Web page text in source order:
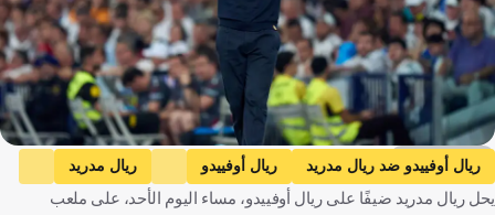
Getty Images
ريال أوفييدو ضد ريال مدريد ريال أوفييدو
ريال مدريد
الدوري الإسباني
إسبانيا كرة قدم
يحل ريال مدريد ضيفًا على ريال أوفييدو، مساء اليوم الأحد، على ملعب